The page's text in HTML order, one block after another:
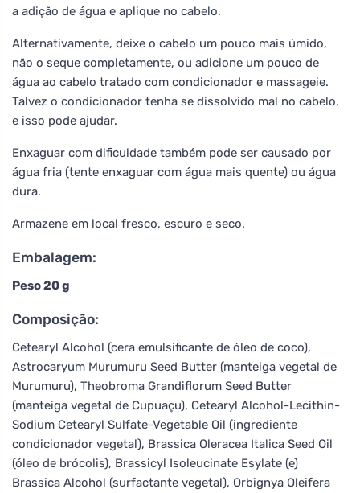
a adição de água e aplique no cabelo.
Alternativamente, deixe o cabelo um pouco mais úmido,
não o seque completamente, ou adicione um pouco de
água ao cabelo tratado com condicionador e massageie.
Talvez o condicionador tenha se dissolvido mal no cabelo,
e isso pode ajudar.
Enxaguar com dificuldade também pode ser causado por
água fria (tente enxaguar com água mais quente) ou água
dura.
Armazene em local fresco, escuro e seco.
Embalagem:
Peso 20 g
Composição:
Cetearyl Alcohol (cera emulsificante de óleo de coco),
Astrocaryum Murumuru Seed Butter (manteiga vegetal de
Murumuru), Theobroma Grandiflorum Seed Butter
(manteiga vegetal de Cupuaçu), Cetearyl Alcohol-Lecithin-
Sodium Cetearyl Sulfate-Vegetable Oil (ingrediente
condicionador vegetal), Brassica Oleracea Italica Seed Oil
(óleo de brócolis), Brassicyl Isoleucinate Esylate (e)
Brassica Alcohol (surfactante vegetal), Orbignya Oleifera